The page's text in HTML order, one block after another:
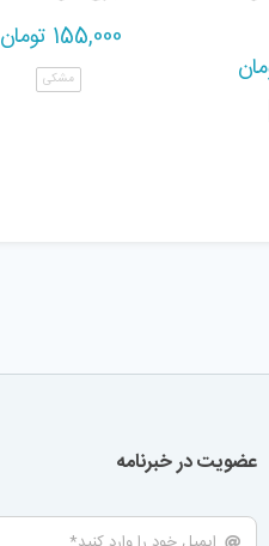
155,000 تومان
مشکی
عضویت در خبرنامه